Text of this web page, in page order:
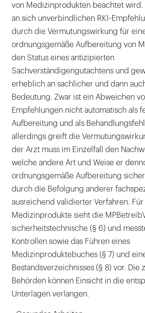
von Medizinprodukten beachtet wird.
an sich unverbindlichen RKI-
durch die Vermutungswirkung für
ordnungsgemäße Aufbereitung von
den Status eines antizipierten
Sachverständigengutachtens und
erheblich an sachlicher und dann
Bedeutung. Zwar ist ein Abweichen
Empfehlungen nicht automatisch als
Aufbereitung und als
allerdings greift die
der Arzt muss im Einzelfall den
welche andere Art und Weise er
ordnungsgemäße Aufbereitung
durch die Befolgung anderer
ausreichend validierter Verfahren.
Medizinprodukte sieht die
sicherheitstechnische (§ 6) und
Kontrollen sowie das Führen eines
Medizinproduktebuches (§ 7) und
Bestandsverzeichnisses (§ 8) vor. Die
Behörden können Einsicht in die
Unterlagen verlangen.